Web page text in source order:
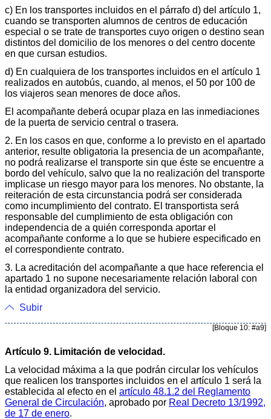
c) En los transportes incluidos en el párrafo d) del artículo 1,
cuando se transporten alumnos de centros de educación
especial o se trate de transportes cuyo origen o destino sean
distintos del domicilio de los menores o del centro docente
en que cursan estudios.
d) En cualquiera de los transportes incluidos en el artículo 1
realizados en autobús, cuando, al menos, el 50 por 100 de
los viajeros sean menores de doce años.
El acompañante deberá ocupar plaza en las inmediaciones
de la puerta de servicio central o trasera.
2. En los casos en que, conforme a lo previsto en el apartado
anterior, resulte obligatoria la presencia de un acompañante,
no podrá realizarse el transporte sin que éste se encuentre a
bordo del vehículo, salvo que la no realización del transporte
implicase un riesgo mayor para los menores. No obstante, la
reiteración de esta circunstancia podrá ser considerada
como incumplimiento del contrato. El transportista será
responsable del cumplimiento de esta obligación con
independencia de a quién corresponda aportar el
acompañante conforme a lo que se hubiere especificado en
el correspondiente contrato.
3. La acreditación del acompañante a que hace referencia el
apartado 1 no supone necesariamente relación laboral con
la entidad organizadora del servicio.
Subir
[Bloque 10: #a9]
Artículo 9. Limitación de velocidad.
La velocidad máxima a la que podrán circular los vehículos
que realicen los transportes incluidos en el artículo 1 será la
establecida al efecto en el artículo 48.1.2 del Reglamento
General de Circulación, aprobado por Real Decreto 13/1992,
de 17 de enero.